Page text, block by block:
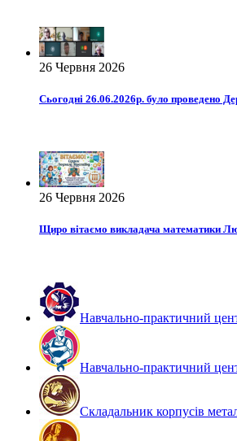
26 Червня 2026
Сьогодні 26.06.2026р. було проведено
26 Червня 2026
Щиро вітаємо викладача математики
Навчально-практичний
Навчально-практичний
Складальник корпусів